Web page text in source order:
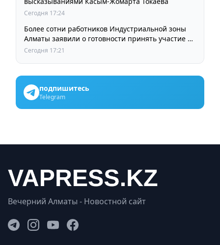
Сегодня 17:24
Более сотни работников Индустриальной зоны
Алматы заявили о готовности принять участие в
выборах членов Курылтая
Сегодня 17:21
подпишитесь
Telegram
Вечерний Алматы - Новостной сайт